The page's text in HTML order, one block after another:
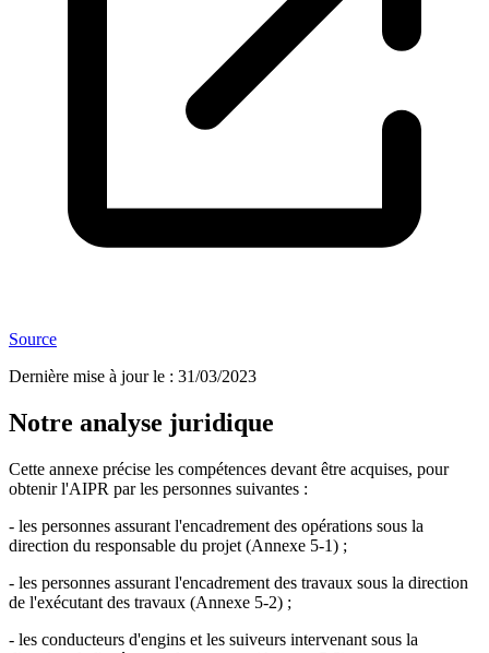
Source
Dernière mise à jour le : 31/03/2023
Notre analyse juridique
Cette annexe précise les compétences devant être acquises, pour
obtenir l'AIPR par les personnes suivantes :
- les personnes assurant l'encadrement des opérations sous la
direction du responsable du projet (Annexe 5-1) ;
- les personnes assurant l'encadrement des travaux sous la direction
de l'exécutant des travaux (Annexe 5-2) ;
- les conducteurs d'engins et les suiveurs intervenant sous la